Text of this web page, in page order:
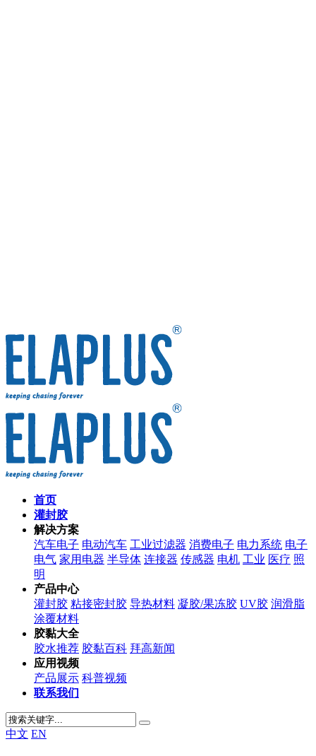
首页
灌封胶
解决方案
汽车电子 电动汽车 工业过滤器 消费电子 电力系统 电子
电气 家用电器 半导体 连接器 传感器 电机 工业 医疗 照
明
产品中心
灌封胶 粘接密封胶 导热材料 凝胶/果冻胶 UV胶 润滑脂
涂覆材料
胶黏大全
胶水推荐 胶黏百科 拜高新闻
应用视频
产品展示 科普视频
联系我们
中文 EN